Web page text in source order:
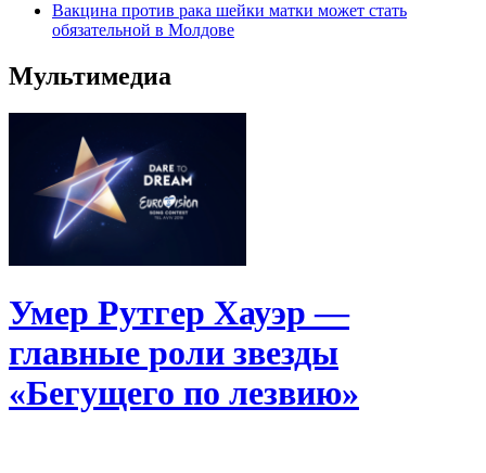
Вакцина против рака шейки матки может стать
обязательной в Молдове
Мультимедиа
Умер Рутгер Хауэр —
главные роли звезды
«Бегущего по лезвию»